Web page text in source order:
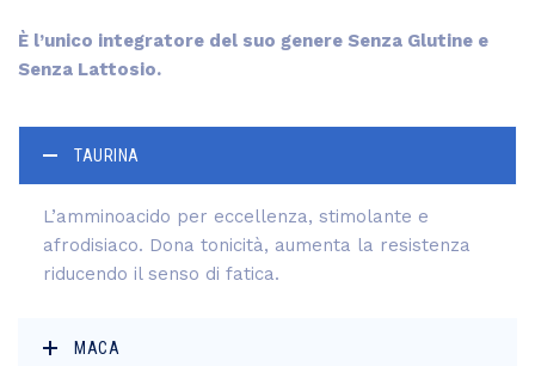
È l’unico integratore del suo genere Senza Glutine e
Senza Lattosio.
TAURINA
L’amminoacido per eccellenza, stimolante e
afrodisiaco. Dona tonicità, aumenta la resistenza
riducendo il senso di fatica.
MACA